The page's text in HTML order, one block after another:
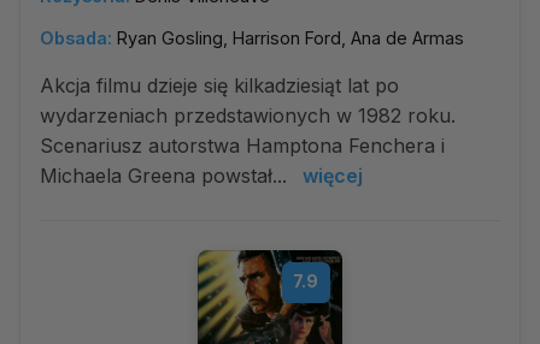
Obsada: Ryan Gosling, Harrison Ford, Ana de Armas
Akcja filmu dzieje się kilkadziesiąt lat po
wydarzeniach przedstawionych w 1982 roku.
Scenariusz autorstwa Hamptona Fenchera i
Michaela Greena powstał...
więcej
7.9